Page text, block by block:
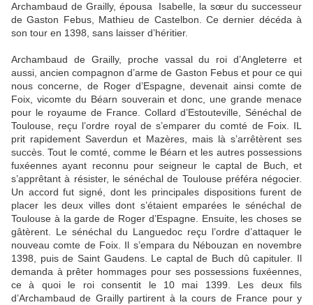
Archambaud de Grailly, épousa Isabelle, la sœur du successeur
de Gaston Febus, Mathieu de Castelbon. Ce dernier décéda à
son tour en 1398, sans laisser d’héritier.
Archambaud de Grailly, proche vassal du roi d’Angleterre et
aussi, ancien compagnon d’arme de Gaston Febus et pour ce qui
nous concerne, de Roger d’Espagne, devenait ainsi comte de
Foix, vicomte du Béarn souverain et donc, une grande menace
pour le royaume de France. Collard d’Estouteville, Sénéchal de
Toulouse, reçu l’ordre royal de s’emparer du comté de Foix. IL
prit rapidement Saverdun et Mazères, mais là s’arrêtèrent ses
succès. Tout le comté, comme le Béarn et les autres possessions
fuxéennes ayant reconnu pour seigneur le captal de Buch, et
s’apprêtant à résister, le sénéchal de Toulouse préféra négocier.
Un accord fut signé, dont les principales dispositions furent de
placer les deux villes dont s’étaient emparées le sénéchal de
Toulouse à la garde de Roger d’Espagne. Ensuite, les choses se
gâtèrent. Le sénéchal du Languedoc reçu l’ordre d’attaquer le
nouveau comte de Foix. Il s’empara du Nébouzan en novembre
1398, puis de Saint Gaudens. Le captal de Buch dû capituler. Il
demanda à prêter hommages pour ses possessions fuxéennes,
ce à quoi le roi consentit le 10 mai 1399. Les deux fils
d’Archambaud de Grailly partirent à la cours de France pour y